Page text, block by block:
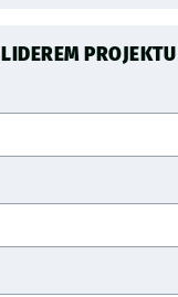
PROJEKTU